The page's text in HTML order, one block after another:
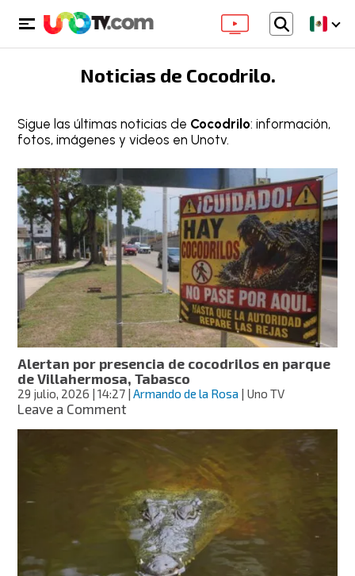
Noticias de Cocodrilo.
Sigue las últimas noticias de Cocodrilo: información,
fotos, imágenes y videos en Unotv.
Alertan por presencia de cocodrilos en parque
de Villahermosa, Tabasco
29 julio, 2026 | 14:27 |Armando de la Rosa | Uno TV
Leave a Commenton
presencia
cocodrilos
en
parque
de
Villahermosa,
Tabasco